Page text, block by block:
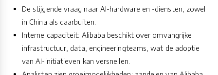
De stijgende vraag naar AI-hardware en -diensten, zowel
in China als daarbuiten.
Interne capaciteit: Alibaba beschikt over omvangrijke
infrastructuur, data, engineeringteams, wat de adoptie
van AI-initiatieven kan versnellen.